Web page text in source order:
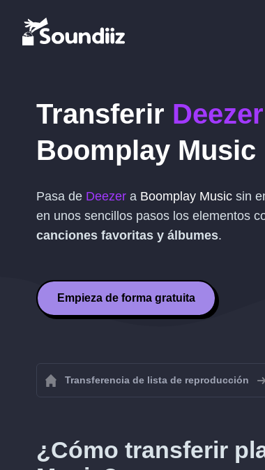
Transferir Deezer
Boomplay Music
Pasa de Deezer a Boomplay Music sin
en unos sencillos pasos los elementos
canciones favoritas y álbumes.
Empieza de forma gratuita
Transferencia de lista de reproducción
¿Cómo transferir